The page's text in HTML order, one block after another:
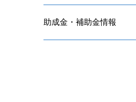
助成金・補助金情報